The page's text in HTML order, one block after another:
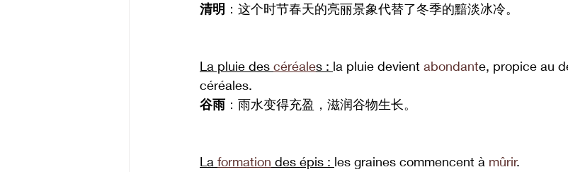
清明 ：这个时节春天的亮丽景象代替了冬季的黯淡冰冷。
La pluie des céréales : la pluie devient abondante, propice au
céréales.
谷雨 ：雨水变得充盈，滋润谷物生长。
La formation des épis : les graines commencent à mûrir.